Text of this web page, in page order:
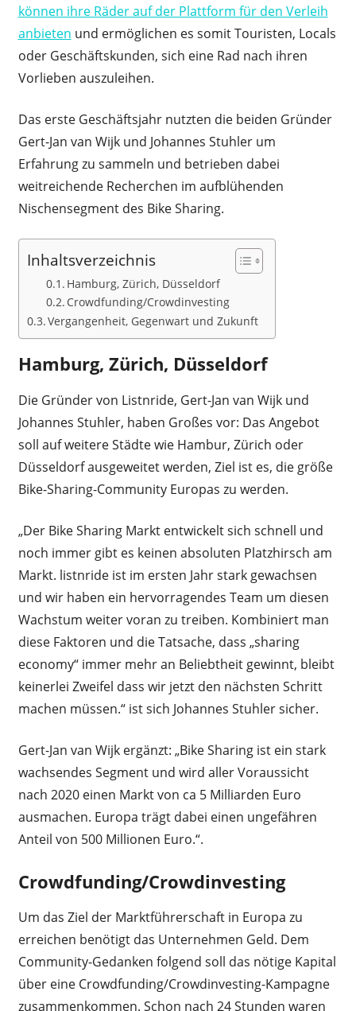
können ihre Räder auf der Plattform für den Verleih
anbieten und ermöglichen es somit Touristen, Locals
oder Geschäftskunden, sich eine Rad nach ihren
Vorlieben auszuleihen.
Das erste Geschäftsjahr nutzten die beiden Gründer
Gert-Jan van Wijk und Johannes Stuhler um
Erfahrung zu sammeln und betrieben dabei
weitreichende Recherchen im aufblühenden
Nischensegment des Bike Sharing.
Inhaltsverzeichnis
Hamburg, Zürich, Düsseldorf
Crowdfunding/Crowdinvesting
Vergangenheit, Gegenwart und Zukunft
Hamburg, Zürich, Düsseldorf
Die Gründer von Listnride, Gert-Jan van Wijk und
Johannes Stuhler, haben Großes vor: Das Angebot
soll auf weitere Städte wie Hambur, Zürich oder
Düsseldorf ausgeweitet werden, Ziel ist es, die größe
Bike-Sharing-Community Europas zu werden.
„Der Bike Sharing Markt entwickelt sich schnell und
noch immer gibt es keinen absoluten Platzhirsch am
Markt. listnride ist im ersten Jahr stark gewachsen
und wir haben ein hervorragendes Team um diesen
Wachstum weiter voran zu treiben. Kombiniert man
diese Faktoren und die Tatsache, dass „sharing
economy“ immer mehr an Beliebtheit gewinnt, bleibt
keinerlei Zweifel dass wir jetzt den nächsten Schritt
machen müssen.“ ist sich Johannes Stuhler sicher.
Gert-Jan van Wijk ergänzt: „Bike Sharing ist ein stark
wachsendes Segment und wird aller Voraussicht
nach 2020 einen Markt von ca 5 Milliarden Euro
ausmachen. Europa trägt dabei einen ungefähren
Anteil von 500 Millionen Euro.“.
Crowdfunding/Crowdinvesting
Um das Ziel der Marktführerschaft in Europa zu
erreichen benötigt das Unternehmen Geld. Dem
Community-Gedanken folgend soll das nötige Kapital
über eine Crowdfunding/Crowdinvesting-Kampagne
zusammenkommen. Schon nach 24 Stunden waren